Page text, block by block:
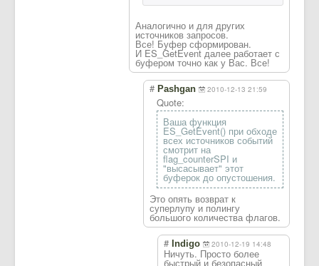
Аналогично и для других
источников запросов.
Все! Буфер сформирован.
И ES_GetEvent далее работает с
буфером точно как у Вас. Все!
# Pashgan 2010-12-13 21:59
Quote:
Ваша функция
ES_GetEvent() при обходе
всех источников событий
смотрит на
flag_counterSPI и
"высасывает" этот
буферок до опустошения.
Это опять возврат к
суперлупу и полингу
большого количества флагов.
# Indigo 2010-12-19 14:48
Ничуть. Просто более
быстрый и безопасный